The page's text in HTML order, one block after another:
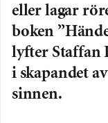
eller lagar
boken
lyfter Staffan
i skapandet
sinnen.